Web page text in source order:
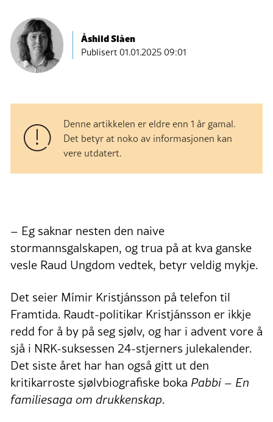
Åshild Slåen
Publisert01.01.2025 09:01
Denne artikkelen er eldre enn 1 år gamal.
Det betyr at noko av informasjonen kan
vere utdatert.
– Eg saknar nesten den naive
stormannsgalskapen, og trua på at kva ganske
vesle Raud Ungdom vedtek, betyr veldig mykje.
Det seier Mímir Kristjánsson på telefon til
Framtida. Raudt-politikar Kristjánsson er ikkje
redd for å by på seg sjølv, og har i advent vore å
sjå i NRK-suksessen 24-stjerners julekalender.
Det siste året har han også gitt ut den
kritikarroste sjølvbiografiske boka Pabbi – En
familiesaga om drukkenskap.